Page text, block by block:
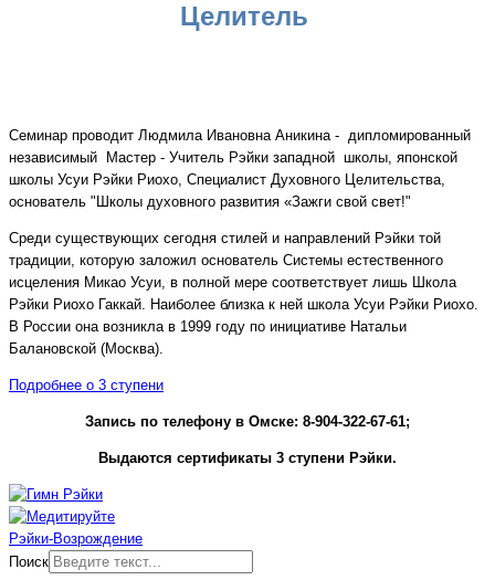
Целитель
Семинар проводит Людмила Ивановна Аникина - дипломированный
независимый Мастер - Учитель Рэйки западной школы, японской
школы Усуи Рэйки Риохо, Специалист Духовного Целительства,
основатель "Школы духовного развития «Зажги свой свет!"
Среди существующих сегодня стилей и направлений Рэйки той
традиции, которую заложил основатель Системы естественного
исцеления Микао Усуи, в полной мере соответствует лишь Школа
Рэйки Риохо Гаккай. Наиболее близка к ней школа Усуи Рэйки Риохо.
В России она возникла в 1999 году по инициативе Натальи
Балановской (Москва).
Подробнее о 3 ступени
Запись по телефону в Омске: 8-904-322-67-61;
Выдаются сертификаты 3 ступени Рэйки.
Рэйки-Возрождение
Поиск